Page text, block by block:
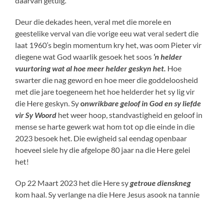
Deur die dekades heen, veral met die morele en
geestelike verval van die vorige eeu wat veral sedert die
laat 1960’s begin momentum kry het, was oom Pieter vir
diegene wat God waarlik gesoek het soos ‘n helder
vuurtoring wat al hoe meer helder geskyn het. Hoe
swarter die nag geword en hoe meer die goddeloosheid
met die jare toegeneem het hoe helderder het sy lig vir
die Here geskyn. Syonwrikbare geloof in God en sy liefde
vir Sy Woord het weer hoop, standvastigheid en geloof in
mense se harte gewerk wat hom tot op die einde in die
2023 besoek het. Die ewigheid sal eendag openbaar
hoeveel siele hy die afgelope 80 jaar na die Here gelei
het!
Op 22 Maart 2023 het die Here sygetroue dienskneg
kom haal. Sy verlange na die Here Jesus asook na tannie